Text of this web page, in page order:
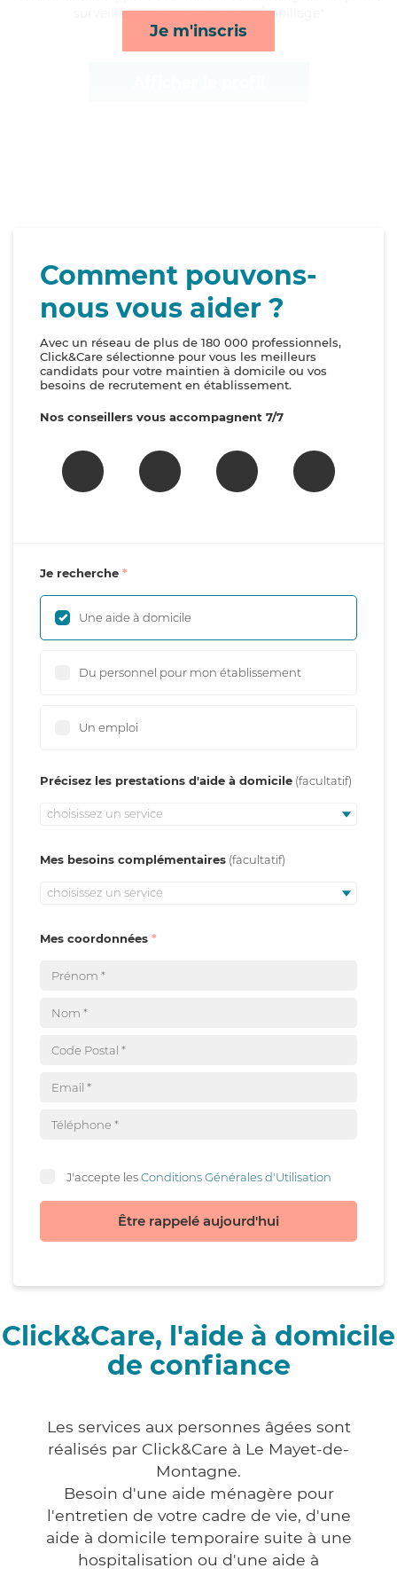
Je m'inscris
surveillance de nuit et toilette/habillage*
Comment pouvons-
nous vous aider ?
Avec un réseau de plus de 180 000 professionnels,
Click&Care sélectionne pour vous les meilleurs
candidats pour votre maintien à domicile ou vos
besoins de recrutement en établissement.
Nos conseillers vous accompagnent 7/7
Je recherche
Une aide à domicile
Du personnel pour mon établissement
Un emploi
Précisez les prestations d'aide à domicile
choisissez un service
Mes besoins complémentaires
choisissez un service
Mes coordonnées
J'accepte lesConditions Générales d'Utilisation
Être rappelé aujourd'hui
Click&Care, l'aide à domicile
de confiance
Les services aux personnes âgées sont
réalisés par Click&Care à Le Mayet-de-
Montagne.
Besoin d'une aide ménagère pour
l'entretien de votre cadre de vie, d'une
aide à domicile temporaire suite à une
hospitalisation ou d'une aide à